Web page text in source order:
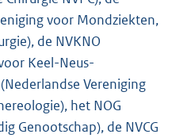
voor Mondziekten,
de NVKNO
Keel-Neus-
Vereniging
het NOG
Genootschap), de NVCG